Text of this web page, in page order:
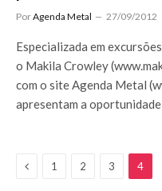
PorAgenda Metal 27/09/2012
Especializada em
o Makila Crowley
com o site Agenda Metal
apresentam a
Previous
1 2 3 4